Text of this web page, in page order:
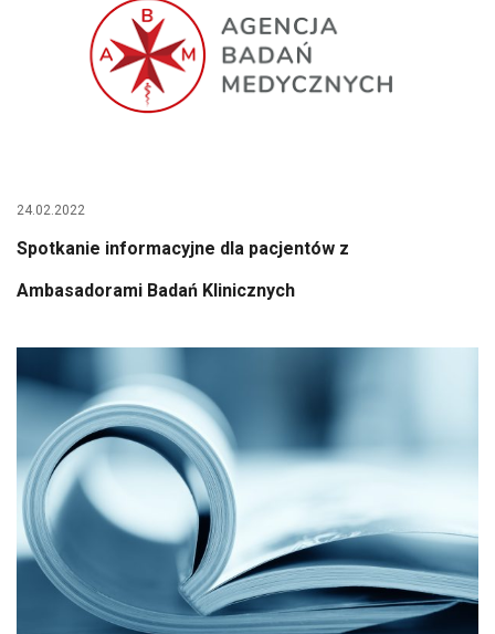
24.02.2022
Spotkanie informacyjne dla pacjentów z
Ambasadorami Badań Klinicznych